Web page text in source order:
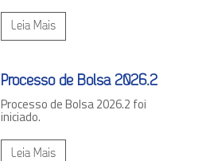
Leia Mais
Processo de Bolsa 2026.2
Processo de Bolsa 2026.2 foi
iniciado.
Leia Mais